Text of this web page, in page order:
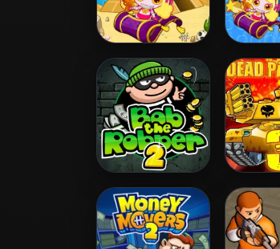
Bomb It 4 Bomb It
Bob The Robber 2 Dead